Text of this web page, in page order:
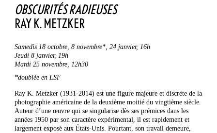
OBSCURITÉS RADIEUSES
RAY K. METZKER
Samedis 18 octobre, 8 novembre*, 24 janvier, 16h
Jeudi 8 janvier, 19h
Mardi 25 novembre, 12h30
*doublée en LSF
Ray K. Metzker (1931-2014) est une figure majeure et discrète de la
photographie américaine de la deuxième moitié du vingtième siècle.
Auteur d’une œuvre qui se singularise dès ses prémices dans les
années 1950 par son caractère expérimental, il est rapidement et
largement exposé aux États-Unis. Pourtant, son travail demeure,